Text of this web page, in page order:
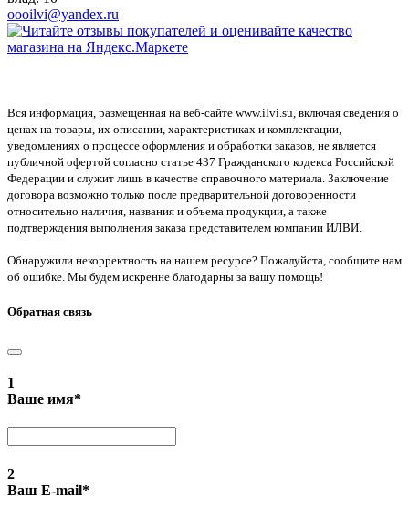
oooilvi@yandex.ru
Вся информация, размещенная на веб-сайте www.ilvi.su, включая сведения о
ценах на товары, их описании, характеристиках и комплектации,
уведомлениях о процессе оформления и обработки заказов, не является
публичной офертой согласно статье 437 Гражданского кодекса Российской
Федерации и служит лишь в качестве справочного материала. Заключение
договора возможно только после предварительной договоренности
относительно наличия, названия и объема продукции, а также
подтверждения выполнения заказа представителем компании ИЛВИ.
Обнаружили некорректность на нашем ресурсе? Пожалуйста, сообщите нам
об ошибке. Мы будем искренне благодарны за вашу помощь!
Обратная связь
1
Ваше имя*
2
Ваш E-mail*